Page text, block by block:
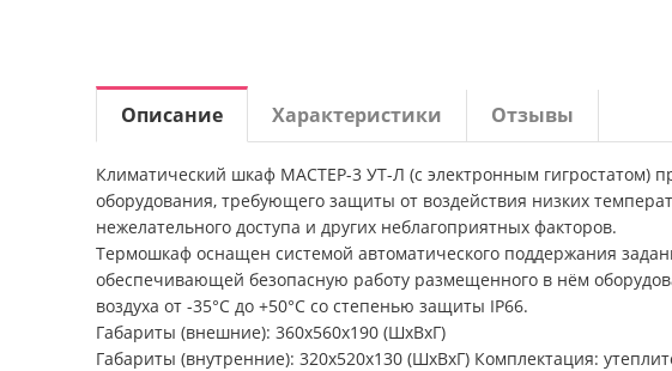
Описание Характеристики Отзывы
Климатический шкаф МАСТЕР-3 УТ-Л (с электронным гигростатом)
оборудования, требующего защиты от воздействия низких
нежелательного доступа и других неблагоприятных факторов.
Термошкаф оснащен системой автоматического поддержания
обеспечивающей безопасную работу размещенного в нём
воздуха от -35°С до +50°С со степенью защиты IP66.
Габариты (внешние): 360х560х190 (ШхВхГ)
Габариты (внутренние): 320х520х130 (ШхВхГ) Комплектация: